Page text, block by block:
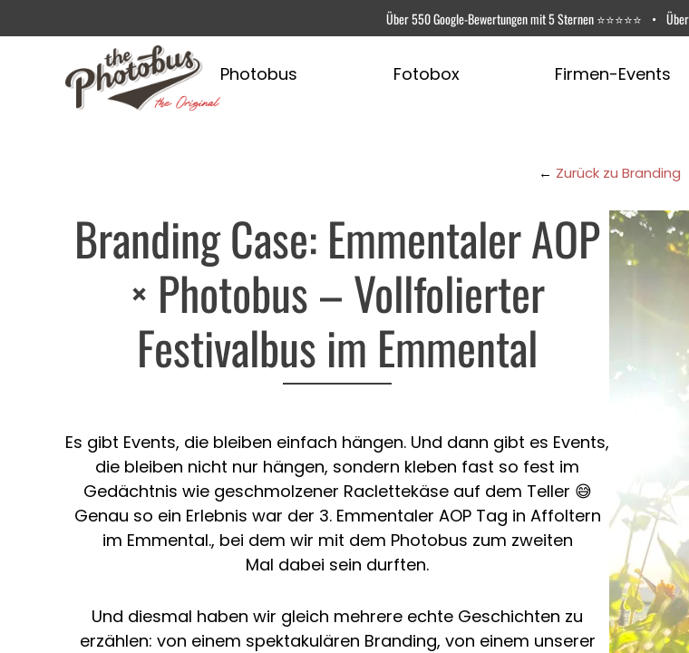
Über550 Google-Bewertungenmit 5 Sternen ⭐️⭐️⭐️⭐️⭐️ •
Photobus Fotobox Firmen-Events
← Zurück zu Branding
Branding Case: Emmentaler AOP
× Photobus – Vollfolierter
Festivalbus im Emmental
Es gibt Events, die bleiben einfach hängen. Und dann gibt es Events,
die bleiben nicht nur hängen, sondern kleben fast so fest im
Gedächtnis wie geschmolzener Raclettekäse auf dem Teller 😅
Genau so ein Erlebnis war der 3. Emmentaler AOP Tag in Affoltern
im Emmental., bei dem wir mit dem Photobus zum zweiten
Mal dabei sein durften.
Und diesmal haben wir gleich mehrere echte Geschichten zu
erzählen: von einem spektakulären Branding, von einem unserer